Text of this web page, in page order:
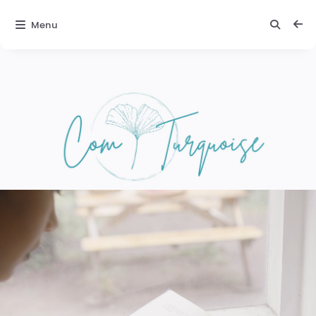
ComturquoiseTexte 2 :
ambiance
magique
Laissez-vous
Menu